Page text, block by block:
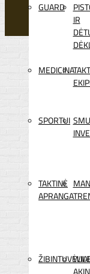
GUARD
IR
MEDICINA
SPORTUI
TAKTINĖ
APRANGA
ŽIBINTUVĖLIAI